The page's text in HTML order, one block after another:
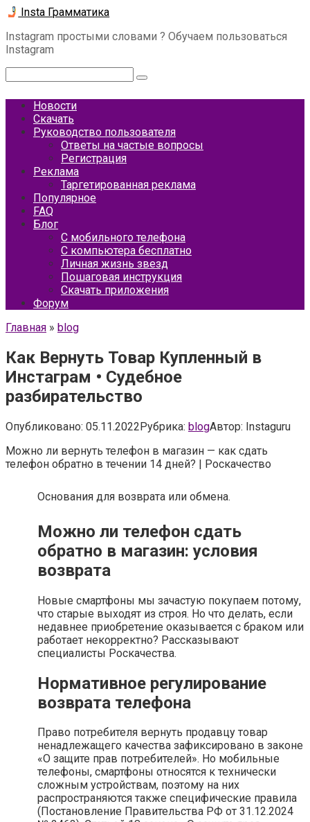
Перейти
контенту
Insta Грамматика
Instagram простыми словами ? Обучаем пользоваться
Instagram
Новости
Скачать
Руководство пользователя
Ответы на частые вопросы
Регистрация
Реклама
Таргетированная реклама
Популярное
FAQ
Блог
С мобильного телефона
С компьютера бесплатно
Личная жизнь звезд
Пошаговая инструкция
Скачать приложения
Форум
Главная » blog
Как Вернуть Товар Купленный в
Инстаграм • Судебное
разбирательство
Опубликовано: 05.11.2022Рубрика: blogАвтор: Instaguru
Можно ли вернуть телефон в магазин — как сдать
телефон обратно в течении 14 дней? | Роскачество
Основания для возврата или обмена.
Можно ли телефон сдать
обратно в магазин: условия
возврата
Новые смартфоны мы зачастую покупаем потому,
что старые выходят из строя. Но что делать, если
недавнее приобретение оказывается с браком или
работает некорректно? Рассказывают
специалисты Роскачества.
Нормативное регулирование
возврата телефона
Право потребителя вернуть продавцу товар
ненадлежащего качества зафиксировано в законе
«О защите прав потребителей». Но мобильные
телефоны, смартфоны относятся к технически
сложным устройствам, поэтому на них
распространяются также специфические правила
(Постановление Правительства РФ от 31.12.2024